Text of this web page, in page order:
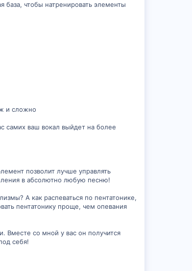
чтобы натренировать элементы
и сложно
самих ваш вокал выйдет на более
позволит лучше управлять
в абсолютно любую песню!
А как распеваться по пентатонике,
пентатонику проще, чем опевания
Вместе со мной у вас он получится
себя!